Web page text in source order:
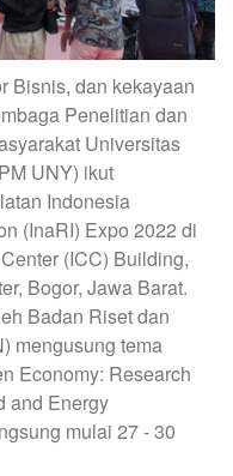
Bisnis, dan kekayaan
Penelitian dan
Universitas
UNY) ikut
Indonesia
(InaRI) Expo 2022 di
(ICC) Building,
Bogor, Jawa Barat.
Badan Riset dan
mengusung tema
Economy: Research
and Energy
mulai 27 - 30